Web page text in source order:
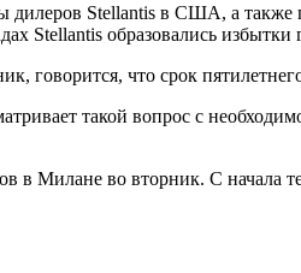
дилеров Stellantis в США, а
Stellantis образовались
говорится, что срок
такой вопрос с
в Милане во вторник. С начала